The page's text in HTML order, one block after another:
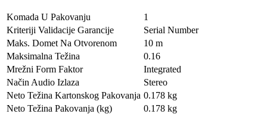
Komada U Pakovanju
1
Kriteriji Validacije Garancije
Serial Number
Maks. Domet Na Otvorenom
10 m
Maksimalna Težina
0.16
Mrežni Form Faktor
Integrated
Način Audio Izlaza
Stereo
Neto Težina Kartonskog Pakovanja 0.178 kg
Neto Težina Pakovanja (kg)
0.178 kg